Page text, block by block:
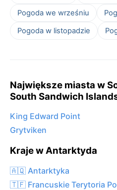
Pogoda we wrześniu
Pogoda w listopadzie
Największe miasta w
South Sandwich
King Edward Point
Grytviken
Kraje w Antarktyda
🇦🇶 Antarktyka
🇹🇫 Francuskie Terytoria